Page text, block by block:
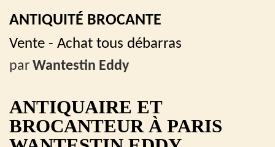
ANTIQUITÉ BROCANTE
Vente - Achat tous débarras
par Wantestin Eddy
ANTIQUAIRE ET
BROCANTEUR À PARIS